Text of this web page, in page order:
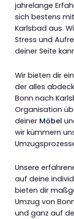
jahrelange
sich bestens
Karlsbad aus.
Stress und
deiner Seite
Wir bieten dir
der alles
Bonn nach
Organisation
deiner Möbel
wir kümmern
Unsere
auf deine
bieten dir
Umzug von
und ganz auf